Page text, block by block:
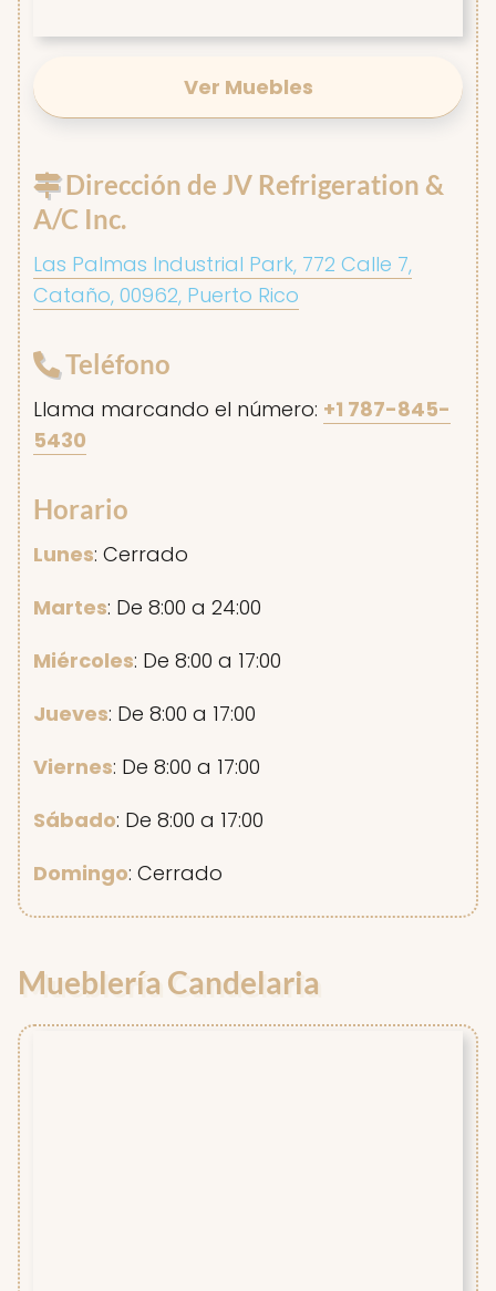
Ver Muebles
Dirección de JV Refrigeration &
A/C Inc.
Las Palmas Industrial Park, 772 Calle 7,
Cataño, 00962, Puerto Rico
Teléfono
Llama marcando el número: +1 787-845-
5430
Horario
Lunes: Cerrado
Martes: De 8:00 a 24:00
Miércoles: De 8:00 a 17:00
Jueves: De 8:00 a 17:00
Viernes: De 8:00 a 17:00
Sábado: De 8:00 a 17:00
Domingo: Cerrado
Mueblería Candelaria